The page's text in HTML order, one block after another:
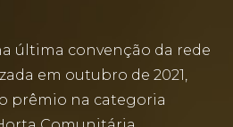
última convenção da rede
em outubro de 2021,
prêmio na categoria